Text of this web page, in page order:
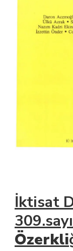
İktisat
Özerkli